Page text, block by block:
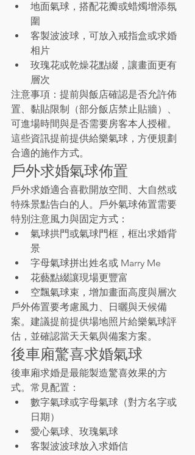
地面氣球，搭配花瓣或蜡燭增添氛
圍
客製波波球，可放入戒指盒或求婚
相片
玫瑰花或乾燥花點綴，讓畫面更有
層次
注意事項：提前與飯店確認是否允許佈
置、黏貼限制（部分飯店禁止貼牆）、
可進場時間與是否需要房客本人授權。
這些資訊提前提供給樂氣球，方便規劃
合適的施作方式。
戶外求婚氣球佈置
戶外求婚適合喜歡開放空間、大自然或
特殊景點告白的人。戶外氣球佈置需要
特別注意風力與固定方式：
氣球拱門或氣球門框，框出求婚背
景
字母氣球拼出姓名或 Marry Me
花藝點綴讓現場更豐富
空飄氣球束，增加畫面高度與層次
戶外佈置要考慮風力、日曬與天候備
案。建議提前提供場地照片給樂氣球評
估，並確認當天天氣與備案方案。
後車廂驚喜求婚氣球
後車廂求婚是最能製造驚喜效果的方
式。常見配置：
數字氣球或字母氣球（對方名字或
日期）
愛心氣球、玫瑰氣球
客製波波球放入求婚信